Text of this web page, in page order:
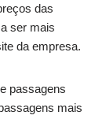
das
ser mais
da empresa.
passagens
mais